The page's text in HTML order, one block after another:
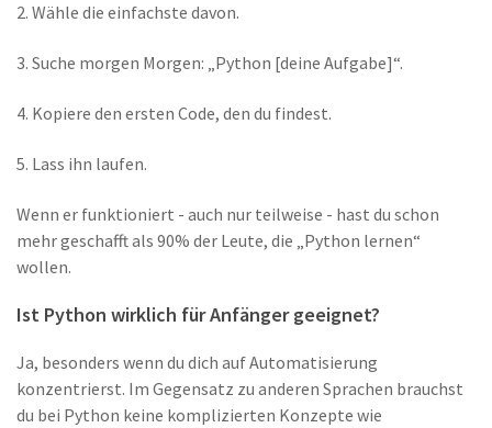
2. Wähle die einfachste davon.
3. Suche morgen Morgen: „Python [deine Aufgabe]“.
4. Kopiere den ersten Code, den du findest.
5. Lass ihn laufen.
Wenn er funktioniert - auch nur teilweise - hast du schon
mehr geschafft als 90% der Leute, die „Python lernen“
wollen.
Ist Python wirklich für Anfänger geeignet?
Ja, besonders wenn du dich auf Automatisierung
konzentrierst. Im Gegensatz zu anderen Sprachen brauchst
du bei Python keine komplizierten Konzepte wie